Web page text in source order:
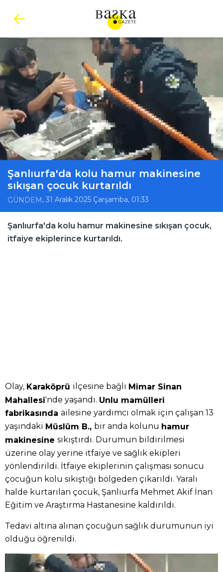
Şanlıurfa'da kolu hamur makinesine
sıkışan çocuk kurtarıldı
GÜNDEM, 31 Aralık 2025 Çarşamba, 01:33
Şanlıurfa'da kolu hamur makinesine sıkışan çocuk,
itfaiye ekiplerince kurtarıldı.
Olay, Karaköprü ilçesine bağlı Mimar Sinan
Mahallesi'nde yaşandı. Unlu mamülleri
fabrikasında ailesine yardımcı olmak için çalışan 13
yaşındaki Müslüm B., bir anda kolunu hamur
makinesine sıkıştırdı. Durumun bildirilmesi
üzerine olay yerine itfaiye ve sağlık ekipleri
yönlendirildi. İtfaiye ekiplerinin çalışması sonucu
çocuğun kolu sıkıştığı bölgeden çıkarıldı. Yaralı
halde kurtarılan çocuk, Şanlıurfa Mehmet Akif İnan
Eğitim ve Araştırma Hastanesine kaldırıldı.
Tedavi altına alınan çocuğun sağlık durumunun iyi
olduğu öğrenildi.